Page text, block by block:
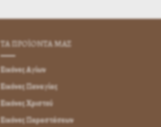
ΤΑ ΠΡΟΪΟΝΤΑ ΜΑΣ
Εικόνες Αγίων
Εικόνες Παναγίας
Εικόνες Χριστού
Εικόνες Παραστάσεων